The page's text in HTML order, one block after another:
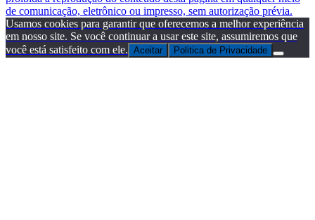
de comunicação, eletrônico ou impresso, sem autorização prévia.
Usamos cookies para garantir que oferecemos a melhor experiência
em nosso site. Se você continuar a usar este site, assumiremos que
você está satisfeito com ele. Aceitar Politica de Privacidade